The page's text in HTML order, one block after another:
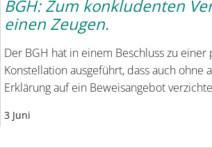
BGH: Zum konkludenten
einen Zeugen.
Der BGH hat in einem Beschluss zu einer
Konstellation ausgeführt, dass auch ohne
Erklärung auf ein Beweisangebot
3 Juni